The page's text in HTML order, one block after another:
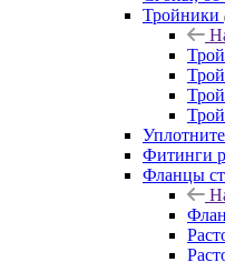
Тройники
Фитинги
Фланцы